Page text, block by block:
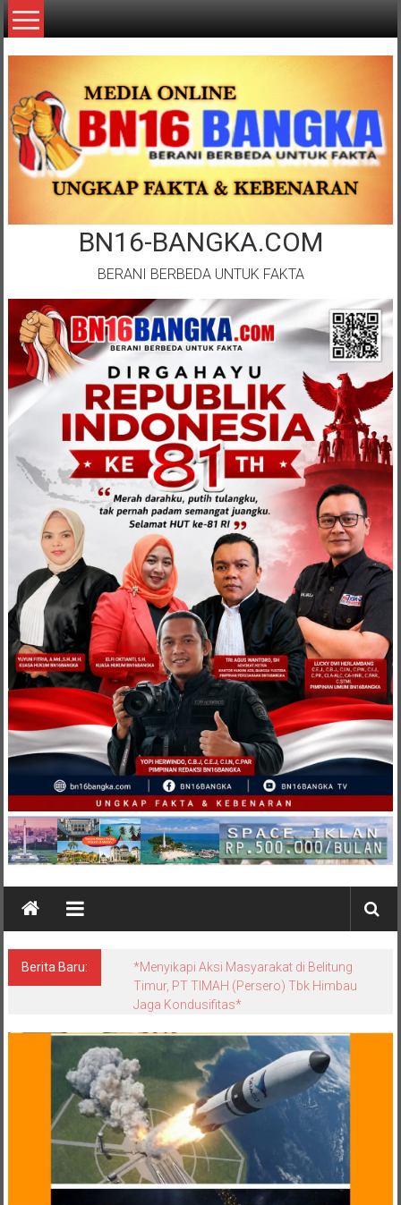
Lompat
ke
BN16-BANGKA.COM
BERANI BERBEDA UNTUK FAKTA
Berita Baru:
*Satgas Tricakti vs Polisi di Belitung: Ketika
Negara Beradu Otoritas di Atas 52,5 Ton
Pasir Timah*